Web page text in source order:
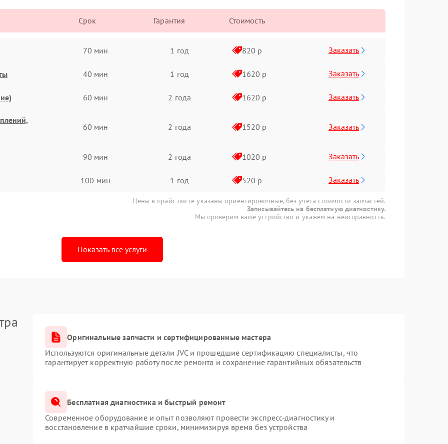
Срок Гарантия Стоимость
70 мин 1 год 820 р Заказать
40 мин 1 год 1620 р Заказать
60 мин 2 года 1620 р Заказать
60 мин 2 года 1520 р Заказать
90 мин 2 года 1020 р Заказать
100 мин 1 год 520 р Заказать
Цены в прайс-листе указаны ориентировочные, без учета стоимости запчастей.
Записывайтесь на бесплатную диагностику.
Мы проверим ваше устройство и укажем на неисправность.
Показать все услуги
Оригинальные запчасти и сертифицированные мастера
Используются оригинальные детали JVC и прошедшие сертификацию специалисты, что
гарантирует корректную работу после ремонта и сохранение гарантийных обязательств
Бесплатная диагностика и быстрый ремонт
Современное оборудование и опыт позволяют провести экспресс-диагностику и
восстановление в кратчайшие сроки, минимизируя время без устройства